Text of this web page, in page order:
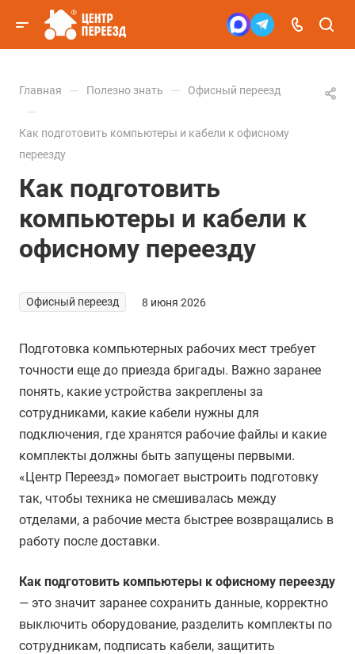
Главная — Полезно знать — Офисный переезд
—
Как подготовить компьютеры и кабели к офисному
переезду
Как подготовить
компьютеры и кабели к
офисному переезду
Офисный переезд 8 июня 2026
Подготовка компьютерных рабочих мест требует
точности еще до приезда бригады. Важно заранее
понять, какие устройства закреплены за
сотрудниками, какие кабели нужны для
подключения, где хранятся рабочие файлы и какие
комплекты должны быть запущены первыми.
«Центр Переезд» помогает выстроить подготовку
так, чтобы техника не смешивалась между
отделами, а рабочие места быстрее возвращались в
работу после доставки.
Как подготовить компьютеры к офисному переезду
— это значит заранее сохранить данные, корректно
выключить оборудование, разделить комплекты по
сотрудникам, подписать кабели, защитить